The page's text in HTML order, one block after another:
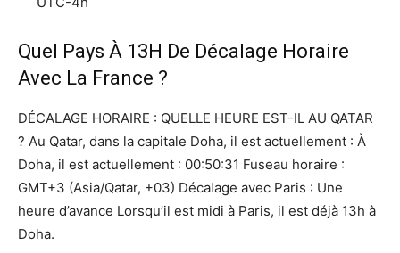
Quel Pays À 13H De Décalage Horaire
Avec La France ?
DÉCALAGE HORAIRE : QUELLE HEURE EST-IL AU QATAR
? Au Qatar, dans la capitale Doha, il est actuellement : À
Doha, il est actuellement : 00:50:31 Fuseau horaire :
GMT+3 (Asia/Qatar, +03) Décalage avec Paris : Une
heure d’avance Lorsqu’il est midi à Paris, il est déjà 13h à
Doha.